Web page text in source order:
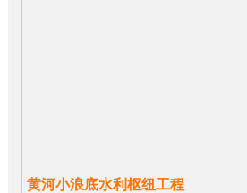
黄河小浪底水利枢纽工程